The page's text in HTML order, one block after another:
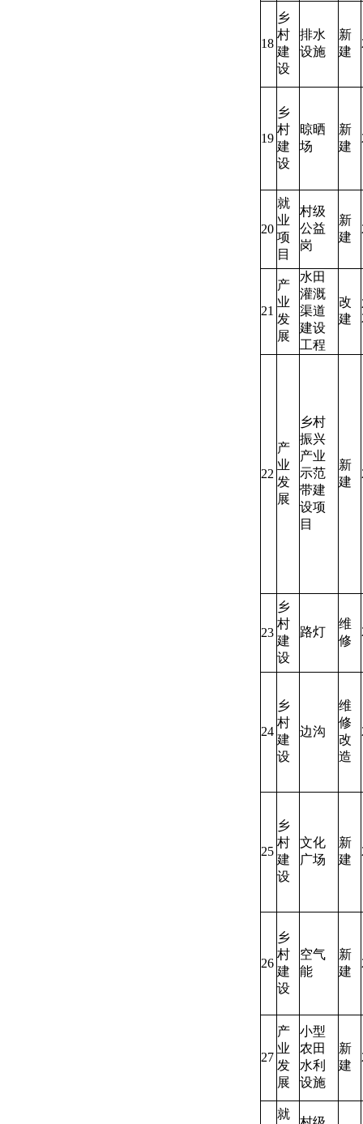
18
乡
村
建
设
排水
设施
新
建
19
乡
村
建
设
晾晒
场
新
建
20
就
业
项
目
村级
公益
岗
新
建
21
产
业
发
展
水田
灌溉
渠道
建设
工程
改
建
22
产
业
发
展
乡村
振兴
产业
示范
带建
设项
目
新
建
23
乡
村
建
设
路灯
维
修
24
乡
村
建
设
边沟
维
修
改
造
25
乡
村
建
设
文化
广场
新
建
26
乡
村
建
设
空气
能
新
建
27
产
业
发
展
小型
农田
水利
设施
新
建
就